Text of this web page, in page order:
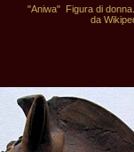
"Aniwa"  Figura di
da